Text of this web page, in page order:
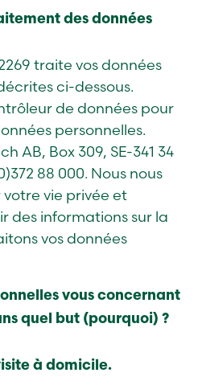
des données
traite vos données
ci-dessous.
de données pour
personnelles.
AB, Box 309, SE-341 34
88 000. Nous nous
vie privée et
des informations sur la
vos données
vous concernant
quel but (pourquoi) ?
à domicile.